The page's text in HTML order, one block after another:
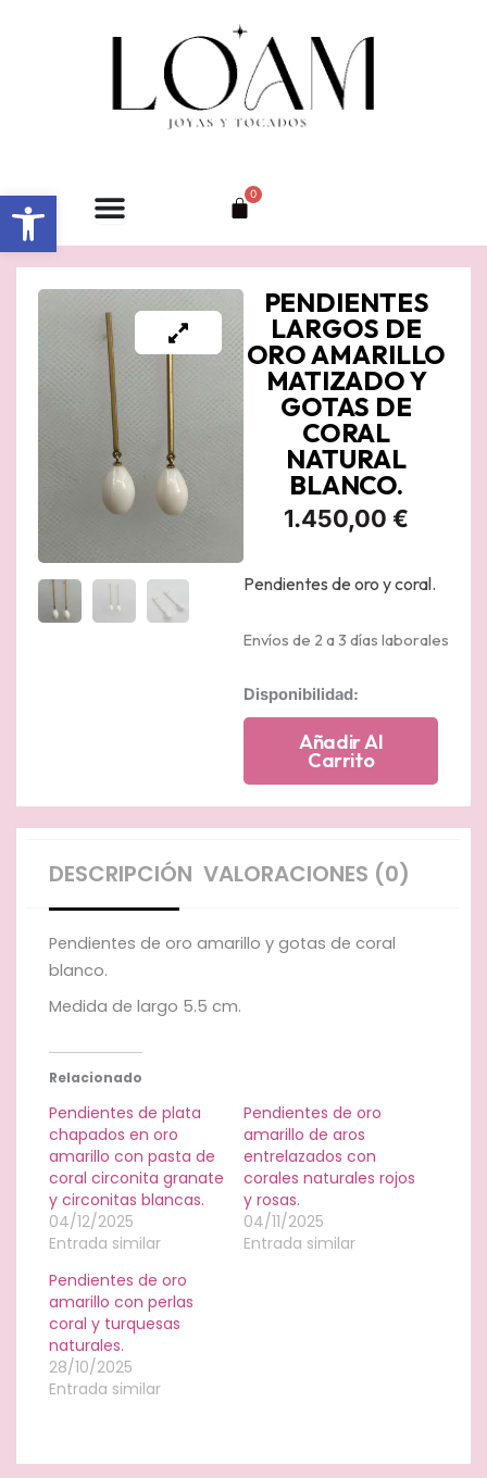
Abrir barra de herramientas 0
Carrito
PENDIENTES
LARGOS DE
ORO AMARILLO
MATIZADO Y
GOTAS DE
CORAL
NATURAL
BLANCO.
1.450,00 €
Pendientes de oro y coral.
Envíos de 2 a 3 días laborales
Disponibilidad:
Pendientes
amarillo
de
coral
cantidad
Añadir Al
Carrito
DESCRIPCIÓN VALORACIONES (0)
Pendientes de oro amarillo y gotas de coral
blanco.
Medida de largo 5.5 cm.
Relacionado
Pendientes de plata
chapados en oro
amarillo con pasta de
coral circonita granate
y circonitas blancas.
04/12/2025
Entrada similar
Pendientes de oro
amarillo de aros
entrelazados con
corales naturales rojos
y rosas.
04/11/2025
Entrada similar
Pendientes de oro
amarillo con perlas
coral y turquesas
naturales.
28/10/2025
Entrada similar